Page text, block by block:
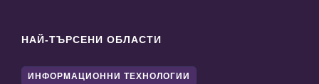
НАЙ-ТЪРСЕНИ ОБЛАСТИ
ИНФОРМАЦИОННИ ТЕХНОЛОГИИ